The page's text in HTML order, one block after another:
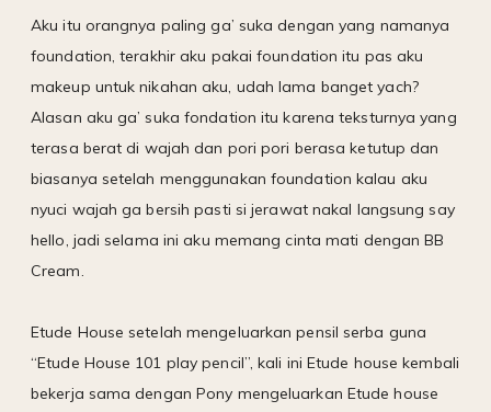
Aku itu orangnya paling ga’ suka dengan yang namanya
foundation, terakhir aku pakai foundation itu pas aku
makeup untuk nikahan aku, udah lama banget yach?
Alasan aku ga’ suka fondation itu karena teksturnya yang
terasa berat di wajah dan pori pori berasa ketutup dan
biasanya setelah menggunakan foundation kalau aku
nyuci wajah ga bersih pasti si jerawat nakal langsung say
hello, jadi selama ini aku memang cinta mati dengan BB
Cream.
Etude House setelah mengeluarkan pensil serba guna
“Etude House 101 play pencil”, kali ini Etude house kembali
bekerja sama dengan Pony mengeluarkan Etude house